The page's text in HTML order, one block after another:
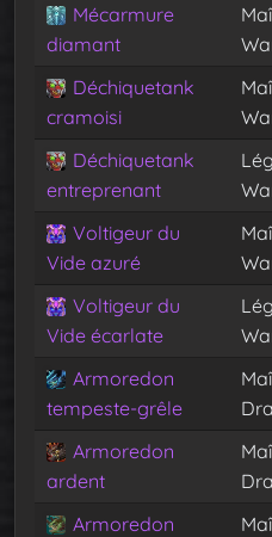
Mécarmure
diamant
Déchiquetank
cramoisi
Déchiquetank
entreprenant
Voltigeur du
Vide azuré
Voltigeur du
Vide écarlate
Armoredon
tempeste-grêle
Armoredon
ardent
Armoredon